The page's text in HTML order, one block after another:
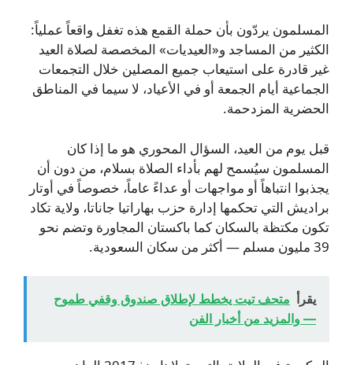
المسلمون يردّون بأن حملة القمع هذه تغفل واقعاً عملياً:
الكثير من المساجد و«العيديات» المخصصة لصلاة العيد
غير قادرة على استيعاب جميع المصلين خلال التجمعات
الجماعية أيام الجمعة أو في الأعياد، لا سيما في المناطق
الحضرية المزدحمة.
قبل يوم من العيد، السؤال المحوري هو ما إذا كان
المسلمون سيُسمح لهم بأداء الصلاة بسلام، من دون أن
يجذبوا انتباهاً أو مواجهات أو عداءً عاماً، خصوصاً في أوتار
براديش التي تحكمها إدارة حزب بهاراتيا جاناتا، ولاية تكاد
تكون مكتظة بالسكان كما باكستان المجاورة وتضم نحو
39 مليون مسلم — أكثر من سكان السعودية.
يقرأ متحف تيت يخطط لإطلاق صندوق وقفي طموح
— والمزيد من أخبار الفن